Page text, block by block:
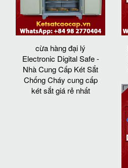
cừa hàng đại lý
Electronic Digital Safe -
Nhà Cung Cấp Két Sắt
Chống Cháy cung cấp
két sắt giá rẻ nhất